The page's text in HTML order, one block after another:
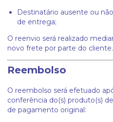
Destinatário ausente ou
de entrega;
O reenvio será realizado
novo frete por parte do cliente.
Reembolso
O reembolso será efetuado
conferência do(s) produto(s)
de pagamento original: